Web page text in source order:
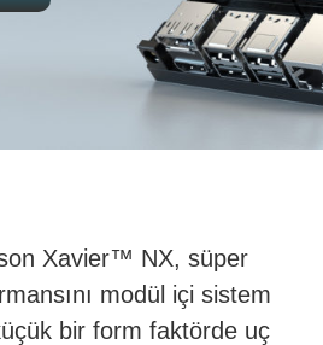
Xavier™ NX, süper
modül içi sistem
bir form faktörde uç